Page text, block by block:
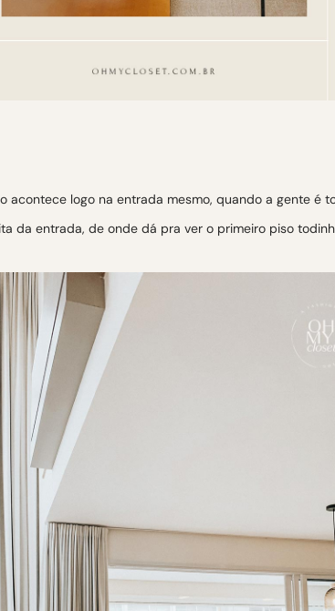
acontece logo na entrada mesmo, quando a gente é
da entrada, de onde dá pra ver o primeiro piso